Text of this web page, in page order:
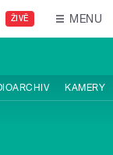
ŽIVĚ MENU
KAMERY